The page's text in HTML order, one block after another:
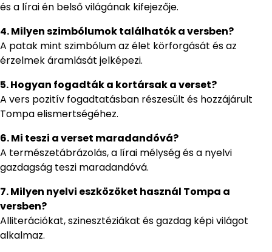
és a lírai én belső világának kifejezője.
4. Milyen szimbólumok találhatók a versben?
A patak mint szimbólum az élet körforgását és az
érzelmek áramlását jelképezi.
5. Hogyan fogadták a kortársak a verset?
A vers pozitív fogadtatásban részesült és hozzájárult
Tompa elismertségéhez.
6. Mi teszi a verset maradandóvá?
A természetábrázolás, a lírai mélység és a nyelvi
gazdagság teszi maradandóvá.
7. Milyen nyelvi eszközöket használ Tompa a
versben?
Alliterációkat, szinesztéziákat és gazdag képi világot
alkalmaz.